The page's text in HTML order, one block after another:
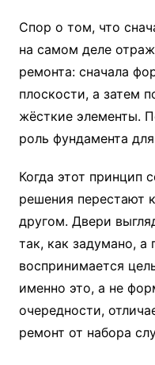
Спор о том, что
на самом деле
ремонта: сначала
плоскости, а затем
жёсткие элементы.
роль фундамента
Когда этот принцип
решения перестают
другом. Двери
так, как задумано, а
воспринимается
именно это, а не
очередности,
ремонт от набора